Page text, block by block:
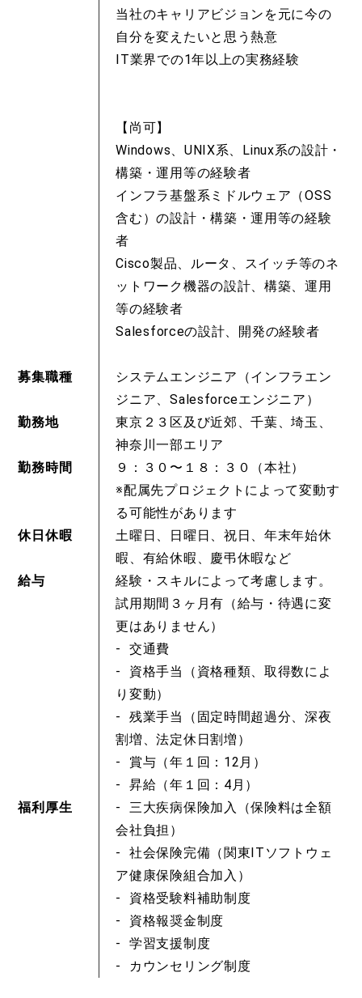
当社のキャリアビジョンを元に今の
自分を変えたいと思う熱意
IT業界での1年以上の実務経験
【尚可】
Windows、UNIX系、Linux系の設計・
構築・運用等の経験者
インフラ基盤系ミドルウェア（OSS
含む）の設計・構築・運用等の経験
者
Cisco製品、ルータ、スイッチ等のネ
ットワーク機器の設計、構築、運用
等の経験者
Salesforceの設計、開発の経験者
募集職種
システムエンジニア（インフラエン
ジニア、Salesforceエンジニア）
勤務地
東京２３区及び近郊、千葉、埼玉、
神奈川一部エリア
勤務時間
９：３０〜１８：３０（本社）
※配属先プロジェクトによって変動す
る可能性があります
休日休暇
土曜日、日曜日、祝日、年末年始休
暇、有給休暇、慶弔休暇など
給与
経験・スキルによって考慮します。
試用期間３ヶ月有（給与・待遇に変
更はありません）
交通費
資格手当（資格種類、取得数によ
り変動）
残業手当（固定時間超過分、深夜
割増、法定休日割増）
賞与（年１回：12月）
昇給（年１回：4月）
福利厚生
三大疾病保険加入（保険料は全額
会社負担）
社会保険完備（関東ITソフトウェ
ア健康保険組合加入）
資格受験料補助制度
資格報奨金制度
学習支援制度
カウンセリング制度